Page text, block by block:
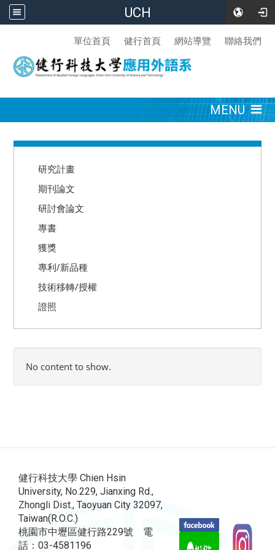
UCH
單位首頁 健行首頁 網站導覽 聯絡我們
MENU
研究計畫
期刊論文
研討會論文
專書
獲獎
專利/新品種
技術移轉/授權
證照
No content to show.
健行科技大學 Chien Hsin
University, No.229, Jianxing Rd.,
Zhongli Dist., Taoyuan City 32097,
Taiwan(R.O.C.)
桃園市中壢區健行路229號 電
話：03-4581196